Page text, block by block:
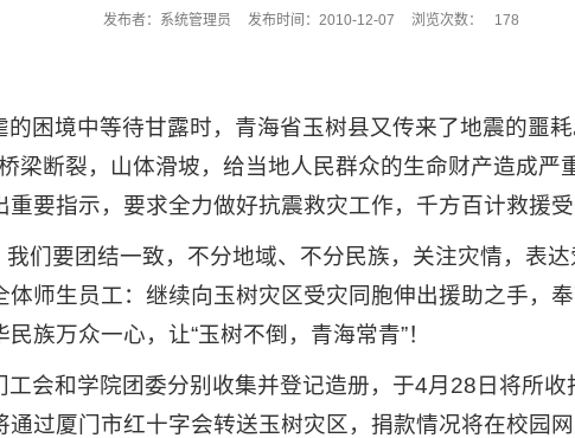
发布者：系统管理员 发布时间：2010-12-07 浏览次数： 178
困境中等待甘露时，青海省玉树县又传来了地震的噩
梁断裂，山体滑坡，给当地人民群众的生命财产造成
要指示，要求全力做好抗震救灾工作，千方百计救援受
我们要团结一致，不分地域、不分民族，关注灾情，表
师生员工：继续向玉树灾区受灾同胞伸出援助之手，
族万众一心，让“玉树不倒，青海常青”！
会和学院团委分别收集并登记造册，于4月28日将所
过厦门市红十字会转送玉树灾区，捐款情况将在校园网